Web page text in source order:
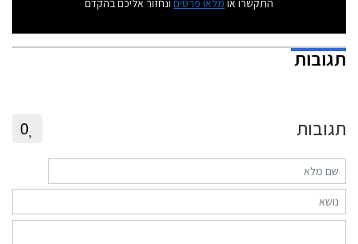
התקשרו או מלאו פרטים ונחזור אליכם בהקדם
תגובות
תגובות 0